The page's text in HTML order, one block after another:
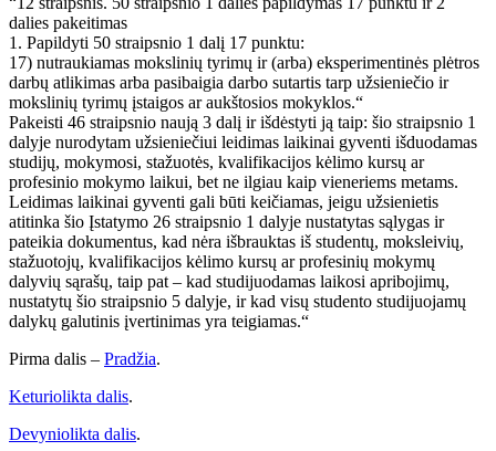
dalies pakeitimas
1. Papildyti 50 straipsnio 1 dalį 17 punktu:
17) nutraukiamas mokslinių tyrimų ir (arba) eksperimentinės plėtros
darbų atlikimas arba pasibaigia darbo sutartis tarp užsieniečio ir
mokslinių tyrimų įstaigos ar aukštosios mokyklos.“
Pakeisti 46 straipsnio naują 3 dalį ir išdėstyti ją taip: šio straipsnio 1
dalyje nurodytam užsieniečiui leidimas laikinai gyventi išduodamas
studijų, mokymosi, stažuotės, kvalifikacijos kėlimo kursų ar
profesinio mokymo laikui, bet ne ilgiau kaip vieneriems metams.
Leidimas laikinai gyventi gali būti keičiamas, jeigu užsienietis
atitinka šio Įstatymo 26 straipsnio 1 dalyje nustatytas sąlygas ir
pateikia dokumentus, kad nėra išbrauktas iš studentų, moksleivių,
stažuotojų, kvalifikacijos kėlimo kursų ar profesinių mokymų
dalyvių sąrašų, taip pat – kad studijuodamas laikosi apribojimų,
nustatytų šio straipsnio 5 dalyje, ir kad visų studento studijuojamų
dalykų galutinis įvertinimas yra teigiamas.“
Pirma dalis – Pradžia.
Keturiolikta dalis.
Devyniolikta dalis.